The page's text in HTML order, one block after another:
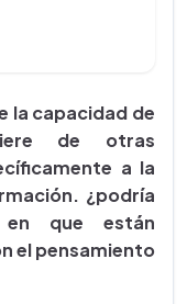
la capacidad de
de otras
a la
¿podría
que están
el pensamiento